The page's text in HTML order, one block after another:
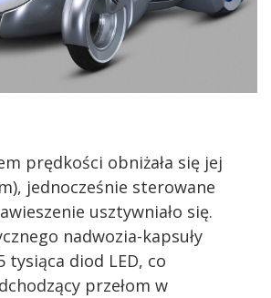
prędkości obniżała się jej
jednocześnie sterowane
usztywniało się.
nadwozia-kapsuły
tysiąca diod LED, co
przełom w